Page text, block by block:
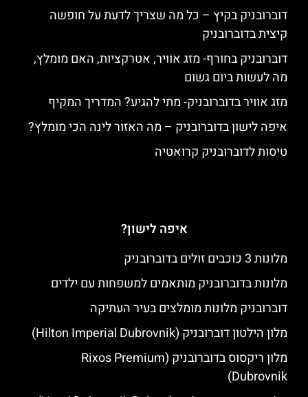
דוברובניק בקיץ – כל מה שצריך לדעת על חופשה
קיצית בדוברובניק
דוברובניק בחורף- מזג אוויר, אטרקציות, האם מומלץ,
מה לעשות ביום גשום
מזג אוויר בדוברובניק- מתי להגיע? המדריך המקיף
איפה לישון בדוברובניק – מה האזור לינה הכי מומלץ?
טיסות לדוברובניק קרואטיה
איפה לישון?
מלונות 3 כוכבים זולים בדוברובניק
מלונות בדוברובניק מותאמים למשפחות עם ילדים
דוברובניק מלונות מומלצים בעיר העתיקה
מלון הילטון דוברובניק (Hilton Imperial Dubrovnik)
מלון ריקסוס בדוברובניק (Rixos Premium
Dubrovnik)